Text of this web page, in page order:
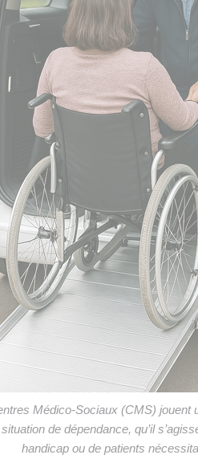
Médico-Sociaux (CMS) jouent
de dépendance, qu’il
handicap ou de patients